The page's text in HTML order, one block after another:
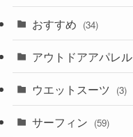
おすすめ (34)
アウトドアアパレル
ウエットスーツ (3)
サーフィン (59)